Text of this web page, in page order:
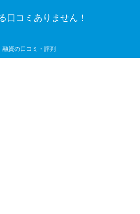
口コミありません！
融資の口コミ・評判